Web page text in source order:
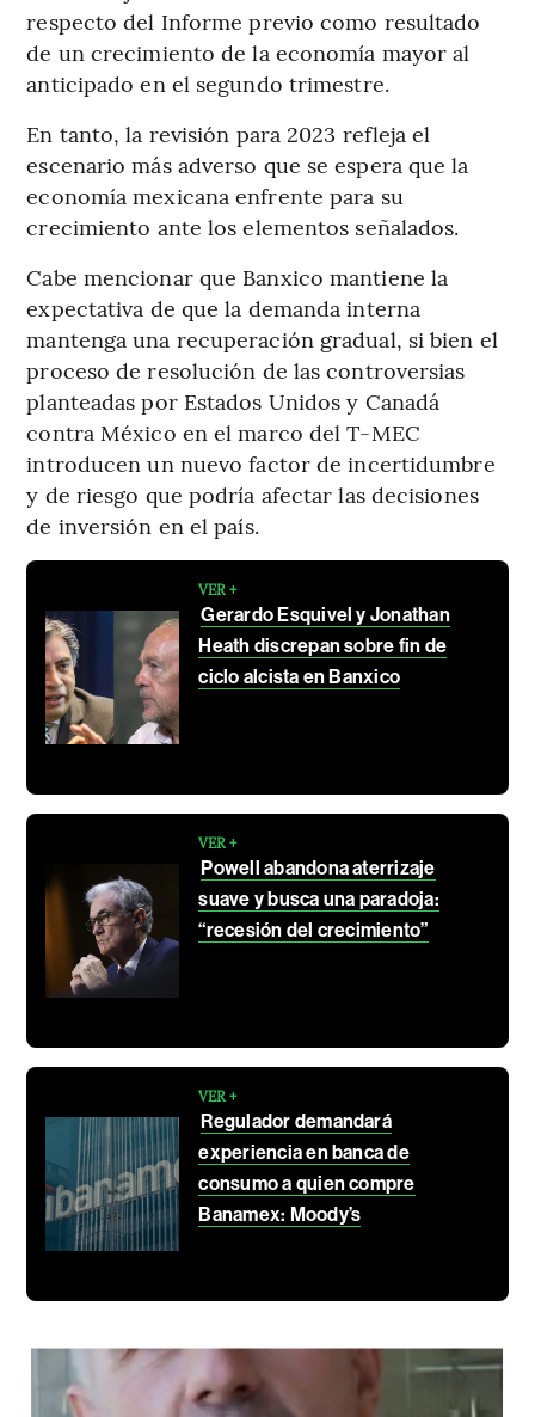
respecto del Informe previo como resultado
de un crecimiento de la economía mayor al
anticipado en el segundo trimestre.
En tanto, la revisión para 2023 refleja el
escenario más adverso que se espera que la
economía mexicana enfrente para su
crecimiento ante los elementos señalados.
Cabe mencionar que Banxico mantiene la
expectativa de que la demanda interna
mantenga una recuperación gradual, si bien el
proceso de resolución de las controversias
planteadas por Estados Unidos y Canadá
contra México en el marco del T-MEC
introducen un nuevo factor de incertidumbre
y de riesgo que podría afectar las decisiones
de inversión en el país.
VER +
Gerardo Esquivel y Jonathan
Heath discrepan sobre fin de
ciclo alcista en Banxico
VER +
Powell abandona aterrizaje
suave y busca una paradoja:
“recesión del crecimiento”
VER +
Regulador demandará
experiencia en banca de
consumo a quien compre
Banamex: Moody’s